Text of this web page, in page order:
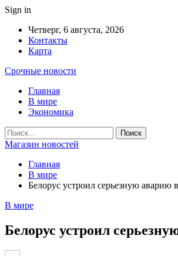
Sign in
Четверг, 6 августа, 2026
Контакты
Карта
Срочные новости
Главная
В мире
Экономика
Магазин новостей
Главная
В мире
Белорус устроил серьезную аварию
В мире
Белорус устроил